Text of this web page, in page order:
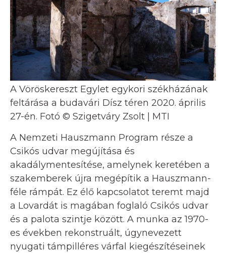
A Vöröskereszt Egylet egykori székházának
feltárása a budavári Dísz téren 2020. április
27-én. Fotó © Szigetváry Zsolt | MTI
A Nemzeti Hauszmann Program része a
Csikós udvar megújítása és
akadálymentesítése, amelynek keretében a
szakemberek újra megépítik a Hauszmann-
féle rámpát. Ez élő kapcsolatot teremt majd
a Lovardát is magában foglaló Csikós udvar
és a palota szintje között. A munka az 1970-
es években rekonstruált, úgynevezett
nyugati támpilléres várfal kiegészítéseinek